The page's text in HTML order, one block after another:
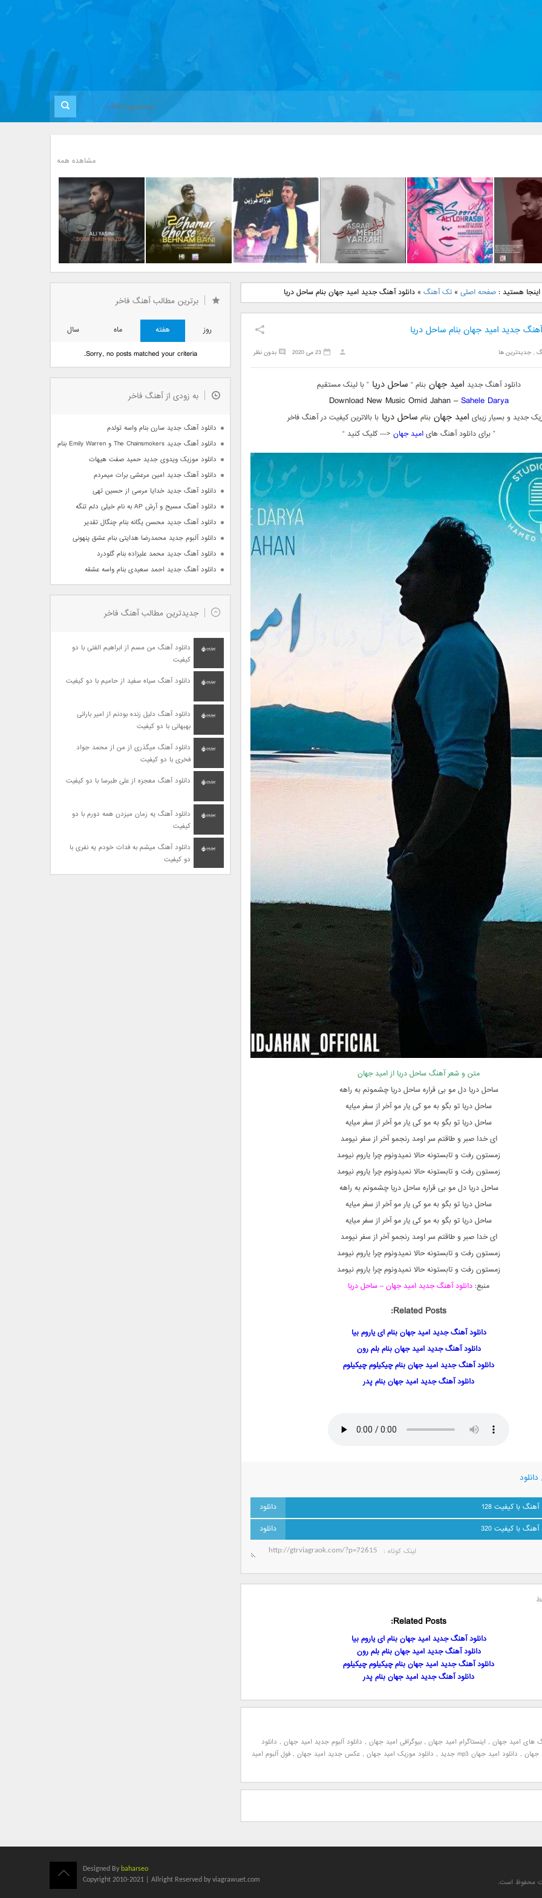
مشاهده همه
جدید رضا
نگار
دانلود آهنگ جدید علی
لهراسبی بنام صورت
دانلود آهنگ جدید مهدی
یراحی بنام اسرار
دانلود آهنگ جدید فرزاد
فرزین بنام آتیش
بانی بنام قرص قمر 2
یاسینی بنام دورترین نزدیک
هستید :صفحه اصلی »تک آهنگ »دانلود آهنگ جدید امید جهان بنام ساحل دریا
آهنگ جدید امید جهان بنام ساحل دریا
,جدیدترین ها بدون نظر 23 می 2020
دانلود آهنگ جدید امید جهانبنام “ ساحل دریا” با لینک مستقیم
Download New Music Omid Jahan –Sahele Darya
جدید و بسیار زیبای امید جهانبنام ساحل دریابا بالاترین کیفیت در آهنگ فاخر
” برای دانلود آهنگ هایامید جهان <— کلیک کنید “
متن و شعر آهنگ ساحل دریا از امید جهان
ساحل دریا دل مو بی قراره ساحل دریا چشمونم به راهه
ساحل دریا تو بگو به مو کی یار مو آخر از سفر میایه
ساحل دریا تو بگو به مو کی یار مو آخر از سفر میایه
ای خدا صبر و طاقتم سر اومد رنجمو آخر از سفر نیومد
زمستون رفت و تابستونه حالا نمیدونوم چرا یاروم نیومد
زمستون رفت و تابستونه حالا نمیدونوم چرا یاروم نیومد
ساحل دریا دل مو بی قراره ساحل دریا چشمونم به راهه
ساحل دریا تو بگو به مو کی یار مو آخر از سفر میایه
ساحل دریا تو بگو به مو کی یار مو آخر از سفر میایه
ای خدا صبر و طاقتم سر اومد رنجمو آخر از سفر نیومد
زمستون رفت و تابستونه حالا نمیدونوم چرا یاروم نیومد
زمستون رفت و تابستونه حالا نمیدونوم چرا یاروم نیومد
منبع: دانلود آهنگ جدید امید جهان – ساحل دریا
Related Posts:
دانلود آهنگ جدید امید جهان بنام ای یاروم بیا
دانلود آهنگ جدید امید جهان بنام بلم رون
دانلود آهنگ جدید امید جهان بنام چیکیلوم چیکیلوم
دانلود آهنگ جدید امید جهان بنام پدر
آهنگ با کیفیت 128
آهنگ با کیفیت 320
لینک کوتاه‌ :
Related Posts:
دانلود آهنگ جدید امید جهان بنام ای یاروم بیا
دانلود آهنگ جدید امید جهان بنام بلم رون
دانلود آهنگ جدید امید جهان بنام چیکیلوم چیکیلوم
دانلود آهنگ جدید امید جهان بنام پدر
های امید جهان , اینستاگرام امید جهان , بیوگرافی امید جهان , دانلود آلبوم جدید امید جهان , دانلود
جهان , دانلود امید جهان mp3 جدید , دانلود موزیک امید جهان , عکس جدید امید جهان , فول آلبوم امید
برترین مطالب آهنگ فاخر
روز هفته ماه
سال
Sorry, no posts matched your criteria.
به زودی از آهنگ فاخر
دانلود آهنگ جدید سارن بنام واسه تولدم
دانلود آهنگ جدید The Chainsmokers و Emily Warren بنام Side Effects
دانلود موزیک ویدوی جدید حمید صفت هیهات
دانلود آهنگ جدید امین مرعشی برات میمردم
دانلود آهنگ جدید خدایا مرسی از حسین تهی
دانلود آهنگ مسیح و آرش AP به نام خیلی دلم تنگه
دانلود آهنگ جدید محسن یگانه بنام چنگال تقدیر
دانلود آلبوم جدید محمدرضا هدایتی بنام عشق پنهونی
دانلود آهنگ جدید محمد علیزاده بنام گلودرد
دانلود آهنگ جدید احمد سعیدی بنام واسه عشقه
جدیدترین مطالب آهنگ فاخر
دانلود آهنگ من مسم از ابراهیم الفتی با دو
کیفیت
دانلود آهنگ سیاه سفید از حامیم با دو کیفیت
دانلود آهنگ دلیل زنده بودنم از امیر بارانی
بهبهانی با دو کیفیت
دانلود آهنگ میگذری از من از محمد جواد
فخری با دو کیفیت
دانلود آهنگ معجزه از علی طبرسا با دو کیفیت
دانلود آهنگ یه زمان میزدن همه دورم با دو
کیفیت
دانلود آهنگ میشم به فدات خودم یه نفری با
دو کیفیت
محفوظ است.
Designed By baharseo
Copyright 2010-2021 | Allright Reserved by viagrawuet.com